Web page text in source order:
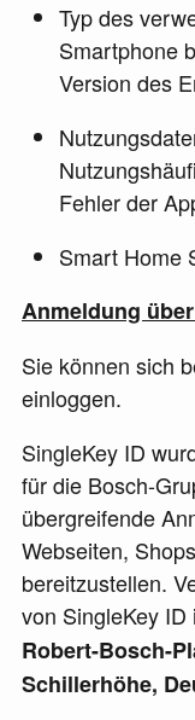
Typ des
Smartphone
Version des
Fehler der
Smart Home
Anmeldung
Sie können sich
einloggen.
SingleKey ID
für die Bosch-
übergreifende
Webseiten,
bereitzustellen.
von SingleKey ID
Robert-Bosch-
Schillerhöhe,